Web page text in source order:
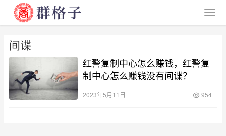
间谍
红警复制中心怎么赚钱，红警复
制中心怎么赚钱没有间谍？
2023年5月11日 954